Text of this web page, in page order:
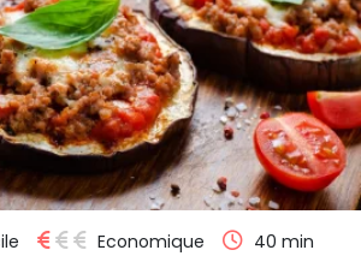
Economique
40 min